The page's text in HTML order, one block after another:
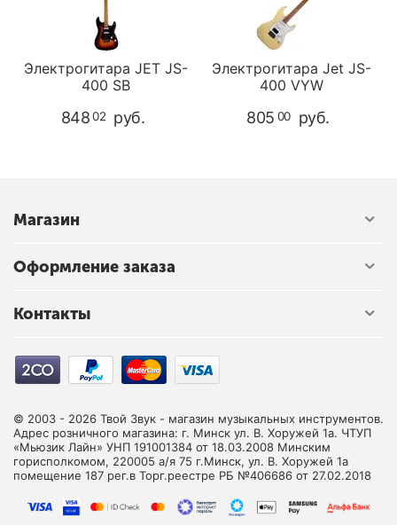
Электрогитара JET JS-
400 SB
848 02 руб.
Электрогитара Jet JS-
400 VYW
805 00 руб.
Магазин
Оформление заказа
Контакты
© 2003 - 2026 Твой Звук - магазин музыкальных инструментов.
Адрес розничного магазина: г. Минск ул. В. Хоружей 1а. ЧТУП
«Мьюзик Лайн» УНП 191001384 от 18.03.2008 Минским
горисполкомом, 220005 а/я 75 г.Минск, ул. В. Хоружей 1а
помещение 187 рег.в Торг.реестре РБ №406686 от 27.02.2018